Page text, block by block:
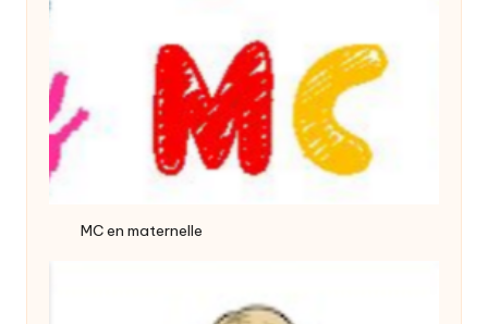
MC en maternelle